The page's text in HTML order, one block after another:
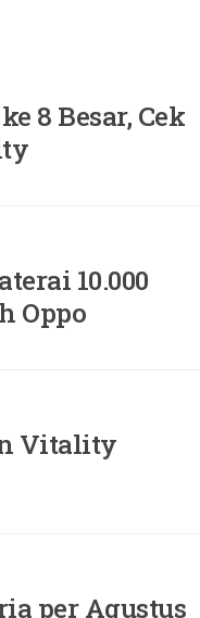
8 Besar, Cek
10.000
Oppo
Vitality
per Agustus